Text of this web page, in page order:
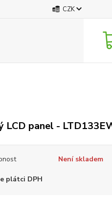
CZK
LCD panel -
Není skladem
plátci DPH